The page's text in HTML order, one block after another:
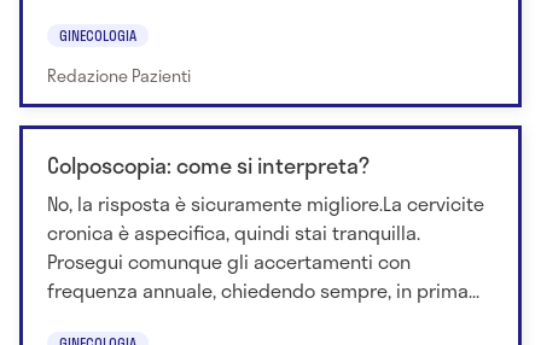
GINECOLOGIA
Redazione Pazienti
Colposcopia: come si interpreta?
No, la risposta è sicuramente migliore.La cervicite
cronica è aspecifica, quindi stai tranquilla.
Prosegui comunque gli accertamenti con
frequenza annuale, chiedendo sempre, in prima...